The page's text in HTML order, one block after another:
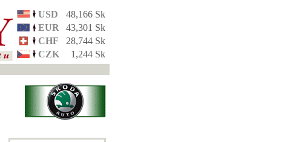
USD
48,166 Sk
EUR
43,301 Sk
CHF
28,744 Sk
CZK
1,244 Sk